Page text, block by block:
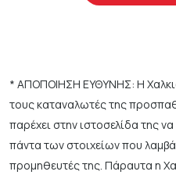
* ΑΠΟΠΟΙΗΣΗ ΕΥΘΥΝΗΣ: Η
τους καταναλωτές της
παρέχει στην ιστοσελίδα της
πάντα των στοιχείων που
προμηθευτές της. Πάραυτα η